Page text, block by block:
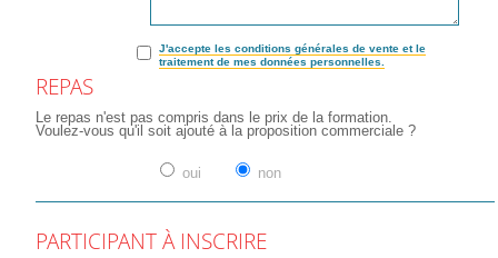
J'accepte les conditions générales de vente et le
traitement de mes données personnelles.
REPAS
Le repas n'est pas compris dans le prix de la formation.
Voulez-vous qu'il soit ajouté à la proposition commerciale ?
oui non
PARTICIPANT À INSCRIRE